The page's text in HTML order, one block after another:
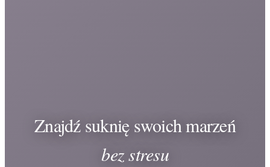
Znajdź suknię swoich marzeń
bez stresu